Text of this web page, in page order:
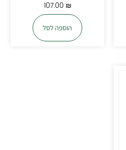
107.00 ₪
הוספה לסל